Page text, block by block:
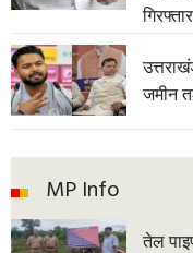
गिरफ्तार
जमीन
MP Info
तेल